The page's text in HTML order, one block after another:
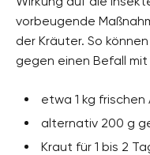
vorbeugende
der Kräuter. So
gegen einen Befall
etwa 1 kg
alternativ 200 g
Kraut für 1 bis 2